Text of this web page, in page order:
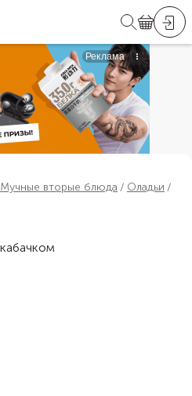
Мучные вторые блюда
Оладьи